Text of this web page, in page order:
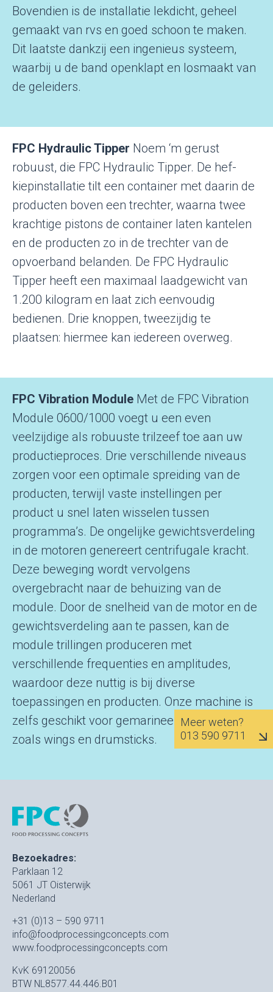
Bovendien is de installatie lekdicht, geheel
gemaakt van rvs en goed schoon te maken.
Dit laatste dankzij een ingenieus systeem,
waarbij u de band openklapt en losmaakt van
de geleiders.
FPC Hydraulic Tipper Noem ‘m gerust
robuust, die FPC Hydraulic Tipper. De hef-
kiepinstallatie tilt een container met daarin de
producten boven een trechter, waarna twee
krachtige pistons de container laten kantelen
en de producten zo in de trechter van de
opvoerband belanden. De FPC Hydraulic
Tipper heeft een maximaal laadgewicht van
1.200 kilogram en laat zich eenvoudig
bedienen. Drie knoppen, tweezijdig te
plaatsen: hiermee kan iedereen overweg.
FPC Vibration Module Met de FPC Vibration
Module 0600/1000 voegt u een even
veelzijdige als robuuste trilzeef toe aan uw
productieproces. Drie verschillende niveaus
zorgen voor een optimale spreiding van de
producten, terwijl vaste instellingen per
product u snel laten wisselen tussen
programma’s. De ongelijke gewichtsverdeling
in de motoren genereert centrifugale kracht.
Deze beweging wordt vervolgens
overgebracht naar de behuizing van de
module. Door de snelheid van de motor en de
gewichtsverdeling aan te passen, kan de
module trillingen produceren met
verschillende frequenties en amplitudes,
waardoor deze nuttig is bij diverse
toepassingen en producten. Onze machine is
zelfs geschikt voor gemarineerde producten
zoals wings en drumsticks.
Meer weten?
013 590 9711
Bezoekadres:
Parklaan 12
5061 JT Oisterwijk
Nederland
+31 (0)13 – 590 9711
info@foodprocessingconcepts.com
www.foodprocessingconcepts.com
KvK 69120056
BTW NL8577.44.446.B01